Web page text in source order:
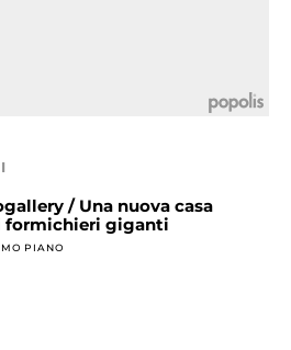
/ Una nuova casa
formichieri giganti
PIANO